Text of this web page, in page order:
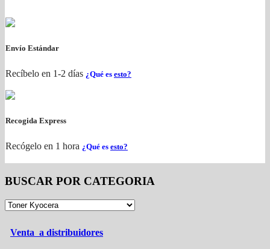
Envío Estándar
Recíbelo en 1-2 días ¿Qué es esto?
Recogida Express
Recógelo en 1 hora ¿Qué es esto?
BUSCAR POR CATEGORIA
Venta a distribuidores